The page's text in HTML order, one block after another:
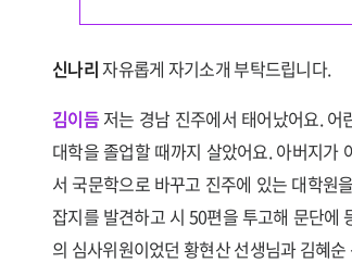
신나리자유롭게 자기소개 부탁드립니다.
김이듬 저는 경남 진주에서 태어났어요.
대학을 졸업할 때까지 살았어요. 아버지가
서 국문학으로 바꾸고 진주에 있는 대학원
잡지를 발견하고 시 50편을 투고해 문단에
의 심사위원이었던 황현산 선생님과 김혜